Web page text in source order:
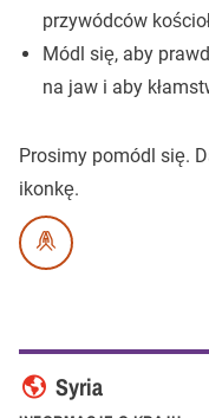
przywódców
Módl się, aby
na jaw i aby
Prosimy pomódl się.
ikonkę.
Syria